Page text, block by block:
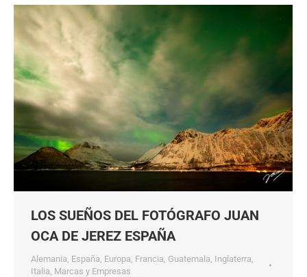
LOS SUEÑOS DEL FOTÓGRAFO JUAN
OCA DE JEREZ ESPAÑA
Alemania España Europa Francia Guatemala Inglaterra
Italia Marcas y Empresas